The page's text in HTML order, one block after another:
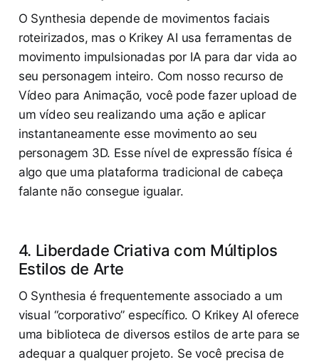
O Synthesia depende de movimentos faciais
roteirizados, mas o Krikey AI usa ferramentas de
movimento impulsionadas por IA para dar vida ao
seu personagem inteiro. Com nosso recurso de
Vídeo para Animação, você pode fazer upload de
um vídeo seu realizando uma ação e aplicar
instantaneamente esse movimento ao seu
personagem 3D. Esse nível de expressão física é
algo que uma plataforma tradicional de cabeça
falante não consegue igualar.
4. Liberdade Criativa com Múltiplos
Estilos de Arte
O Synthesia é frequentemente associado a um
visual “corporativo” específico. O Krikey AI oferece
uma biblioteca de diversos estilos de arte para se
adequar a qualquer projeto. Se você precisa de